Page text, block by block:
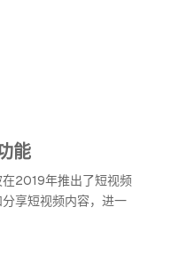
能
2019年推出了短视频
享短视频内容，进一